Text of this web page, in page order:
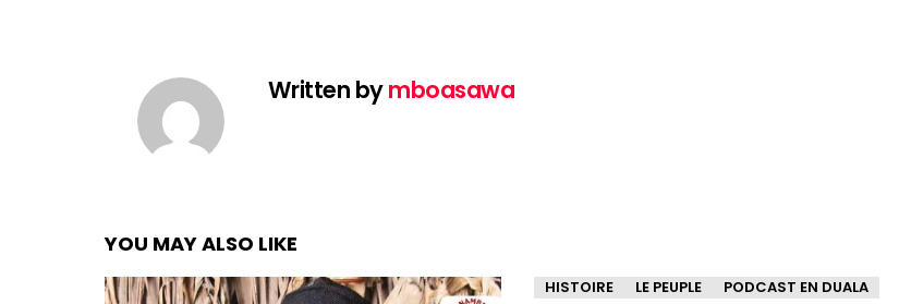
Written bymboasawa
YOU MAY ALSO LIKE
HISTOIRE LE PEUPLE PODCAST EN DUALA